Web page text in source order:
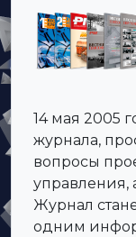
14 мая 2005
журнала,
вопросы
управления,
Журнал
одним